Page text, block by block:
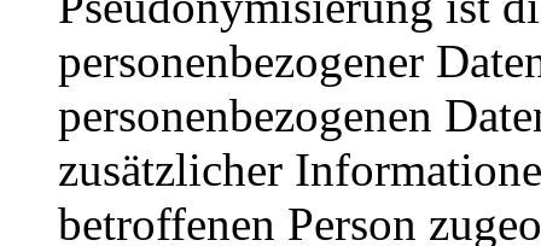
personenbezogener
personenbezogenen
zusätzlicher
betroffenen Person